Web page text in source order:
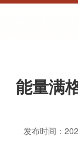
能量满
发布时间：